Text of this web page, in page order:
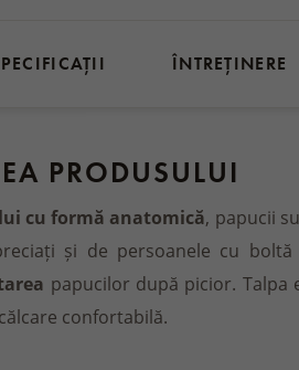
ÎNTREȚINERE
PRODUSULUI
cu formă anatomică, papucii
și de persoanele cu boltă
papucilor după picior. Talpa
confortabilă.